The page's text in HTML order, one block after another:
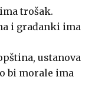
trošak.
i građanki ima
ustanova
bi morale ima